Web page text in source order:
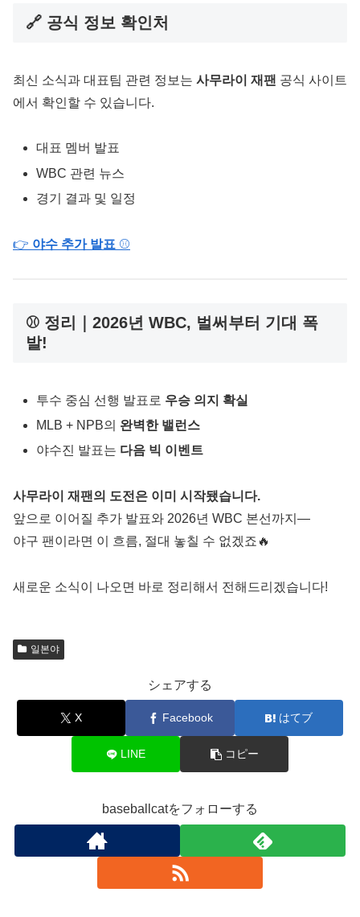
🔗 공식 정보 확인처
최신 소식과 대표팀 관련 정보는 사무라이 재팬 공식 사이트
에서 확인할 수 있습니다.
대표 멤버 발표
WBC 관련 뉴스
경기 결과 및 일정
👉 야수 추가 발표 ⚾
⚾ 정리｜2026년 WBC, 벌써부터 기대 폭
발!
투수 중심 선행 발표로 우승 의지 확실
MLB + NPB의 완벽한 밸런스
야수진 발표는 다음 빅 이벤트
사무라이 재팬의 도전은 이미 시작됐습니다.
앞으로 이어질 추가 발표와 2026년 WBC 본선까지—
야구 팬이라면 이 흐름, 절대 놓칠 수 없겠죠🔥
새로운 소식이 나오면 바로 정리해서 전해드리겠습니다!
일본야
シェアする
X Facebook はてブ
LINE コピー
baseballcatをフォローする